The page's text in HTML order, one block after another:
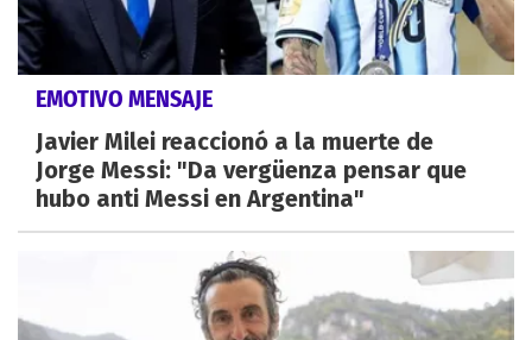
EMOTIVO MENSAJE
Javier Milei reaccionó a la muerte de
Jorge Messi: "Da vergüenza pensar que
hubo anti Messi en Argentina"